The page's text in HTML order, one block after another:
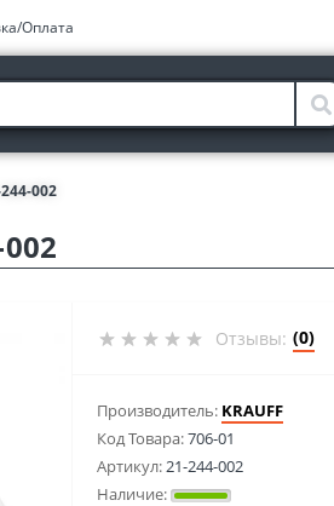
Оплата
002
Отзывы: (0)
Производитель: KRAUFF
Код Товара:706-01
Артикул:21-244-002
Наличие: